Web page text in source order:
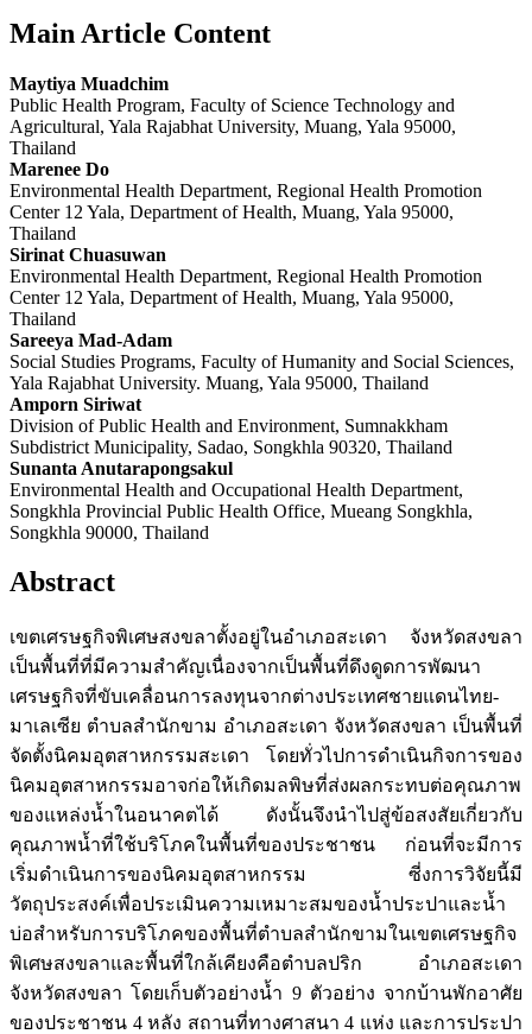
Main Article Content
Maytiya Muadchim
Public Health Program, Faculty of Science Technology and
Agricultural, Yala Rajabhat University, Muang, Yala 95000,
Thailand
Marenee Do
Environmental Health Department, Regional Health Promotion
Center 12 Yala, Department of Health, Muang, Yala 95000,
Thailand
Sirinat Chuasuwan
Environmental Health Department, Regional Health Promotion
Center 12 Yala, Department of Health, Muang, Yala 95000,
Thailand
Sareeya Mad-Adam
Social Studies Programs, Faculty of Humanity and Social Sciences,
Yala Rajabhat University. Muang, Yala 95000, Thailand
Amporn Siriwat
Division of Public Health and Environment, Sumnakkham
Subdistrict Municipality, Sadao, Songkhla 90320, Thailand
Sunanta Anutarapongsakul
Environmental Health and Occupational Health Department,
Songkhla Provincial Public Health Office, Mueang Songkhla,
Songkhla 90000, Thailand
Abstract
เขตเศรษฐกิจพิเศษสงขลาตั้งอยู่ในอำเภอสะเดา จังหวัดสงขลา
เป็นพื้นที่ที่มีความสำคัญเนื่องจากเป็นพื้นที่ดึงดูดการพัฒนา
เศรษฐกิจที่ขับเคลื่อนการลงทุนจากต่างประเทศชายแดนไทย-
มาเลเซีย ตำบลสำนักขาม อำเภอสะเดา จังหวัดสงขลา เป็นพื้นที่
จัดตั้งนิคมอุตสาหกรรมสะเดา โดยทั่วไปการดำเนินกิจการของ
นิคมอุตสาหกรรมอาจก่อให้เกิดมลพิษที่ส่งผลกระทบต่อคุณภาพ
ของแหล่งน้ำในอนาคตได้ ดังนั้นจึงนำไปสู่ข้อสงสัยเกี่ยวกับ
คุณภาพน้ำที่ใช้บริโภคในพื้นที่ของประชาชน ก่อนที่จะมีการ
เริ่มดำเนินการของนิคมอุตสาหกรรม ซี่งการวิจัยนี้มี
วัตถุประสงค์เพื่อประเมินความเหมาะสมของน้ำประปาและน้ำ
บ่อสำหรับการบริโภคของพื้นที่ตำบลสำนักขามในเขตเศรษฐกิจ
พิเศษสงขลาและพื้นที่ใกล้เคียงคือตำบลปริก อำเภอสะเดา
จังหวัดสงขลา โดยเก็บตัวอย่างน้ำ 9 ตัวอย่าง จากบ้านพักอาศัย
ของประชาชน 4 หลัง สถานที่ทางศาสนา 4 แห่ง และการประปา